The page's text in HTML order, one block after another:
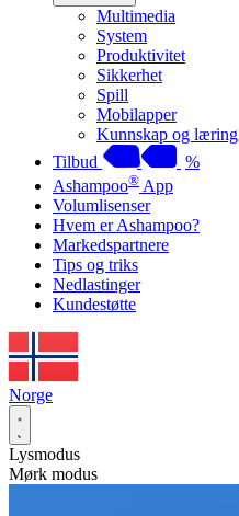
Multimedia
System
Produktivitet
Sikkerhet
Spill
Mobilapper
Kunnskap og læring
Tilbud
%
Ashampoo® App
Volumlisenser
Hvem er Ashampoo?
Markedspartnere
Tips og triks
Nedlastinger
Kundestøtte
Norge
Lysmodus
Mørk modus